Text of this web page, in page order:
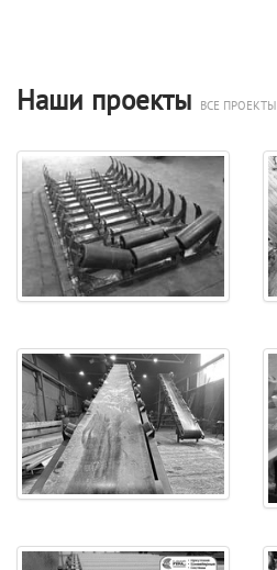
Наши проекты ВСЕ ПРОЕКТЫ